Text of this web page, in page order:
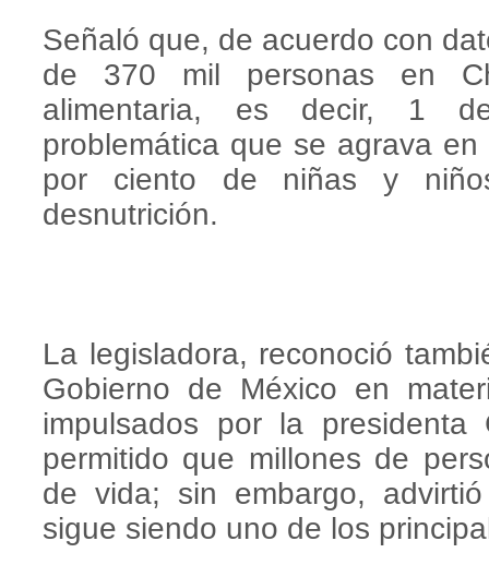
Señaló que, de acuerdo con
de 370 mil personas en
alimentaria, es decir, 1
problemática que se agrava
por ciento de niñas y
desnutrición.
La legisladora, reconoció
Gobierno de México en
impulsados por la
permitido que millones de
de vida; sin embargo,
sigue siendo uno de los